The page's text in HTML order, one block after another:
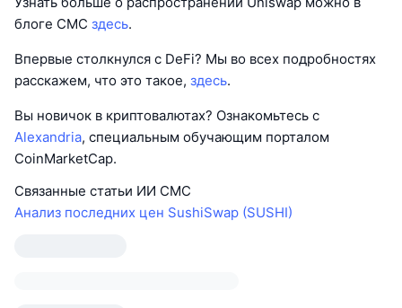
блоге CMC здесь.
Впервые столкнулся с DeFi? Мы во всех подробностях
расскажем, что это такое, здесь.
Вы новичок в криптовалютах? Ознакомьтесь с
Alexandria, специальным обучающим порталом
CoinMarketCap.
Связанные статьи ИИ CMC
Анализ последних цен SushiSwap (SUSHI)